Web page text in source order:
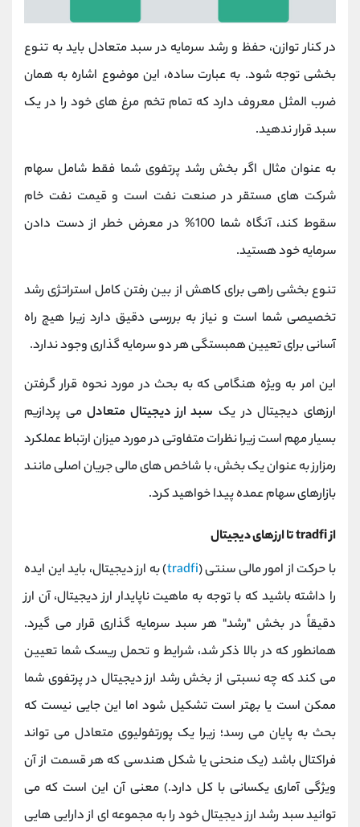
در کنار توازن، حفظ و رشد سرمایه در سبد متعادل باید به تنوع
بخشی توجه شود. به عبارت ساده، این موضوع اشاره به همان
ضرب المثل معروف دارد که تمام تخم مرغ های خود را در یک
سبد قرار ندهید.
به عنوان مثال اگر بخش رشد پرتفوی شما فقط شامل سهام
شرکت ‌های مستقر در صنعت نفت است و قیمت نفت خام
سقوط ‌کند، آنگاه شما 100% در معرض خطر از دست دادن
سرمایه خود هستید.
تنوع بخشی راهی برای کاهش از بین رفتن کامل استراتژی رشد
تخصیصی شما است و نیاز به بررسی دقیق دارد زیرا هیچ راه
آسانی برای تعیین همبستگی هر دو سرمایه گذاری وجود ندارد.
این امر به ویژه هنگامی که به بحث در مورد نحوه قرار گرفتن
ارزهای دیجیتال در یک سبد ارز دیجیتال متعادلمی ‌پردازیم
بسیار مهم است زیرا نظرات متفاوتی در مورد میزان ارتباط عملکرد
رمزارز به عنوان یک بخش، با شاخص ‌های مالی جریان اصلی مانند
بازارهای سهام عمده پیدا خواهید کرد.
از tradfi تا ارزهای دیجیتال
با حرکت از امور مالی سنتی (tradfi) به ارز دیجیتال، باید این ایده
را داشته باشید که با توجه به ماهیت ناپایدار ارز دیجیتال، آن ارز
دقیقاً در بخش "رشد" هر سبد سرمایه گذاری قرار می گیرد.
همانطور که در بالا ذکر شد، شرایط و تحمل ریسک شما تعیین
می‌ کند که چه نسبتی از بخش رشد ارز دیجیتال در پرتفوی شما
ممکن است یا بهتر است تشکیل شود اما این جایی نیست که
بحث به پایان می رسد؛ زیرا یک پورتفولیوی متعادل می تواند
فراکتال باشد (یک منحنی یا شکل هندسی که هر قسمت از آن
ویژگی آماری یکسانی با کل دارد.) معنی آن این است که می
‌توانید سبد رشد ارز دیجیتال خود را به مجموعه ‌ای از دارایی‌ هایی